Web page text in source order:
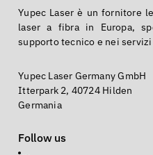
Yupec Laser è un fornitore
laser a fibra in Europa,
supporto tecnico e nei
Yupec Laser Germany GmbH
Itterpark 2, 40724 Hilden
Germania
Follow us